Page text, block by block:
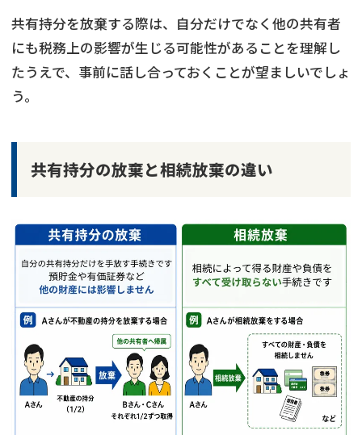
共有持分を放棄する際は、自分だけでなく他の共有者
にも税務上の影響が生じる可能性があることを理解し
たうえで、事前に話し合っておくことが望ましいでしょ
う。
共有持分の放棄と相続放棄の違い